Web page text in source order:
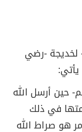
لخديجة -رضي
حين أرسل الله
في ذلك
هو صراط الله